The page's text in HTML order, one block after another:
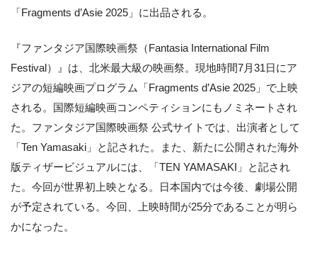
「Fragments d’Asie 2025」に出品される。
『ファンタジア国際映画祭（Fantasia International Film
Festival）』は、北米最大級の映画祭。現地時間7月31日にア
ジアの短編映画プログラム「Fragments d’Asie 2025」で上映
される。国際短編映画コンペティションにもノミネートされ
た。ファンタジア国際映画祭 公式サイトでは、出演者として
「Ten Yamasaki」と記された。また、新たに公開された海外
版ティザービジュアルには、「TEN YAMASAKI」と記され
た。今回が世界初上映となる。日本国内では今後、劇場公開
が予定されている。今回、上映時間が25分であることが明ら
かになった。